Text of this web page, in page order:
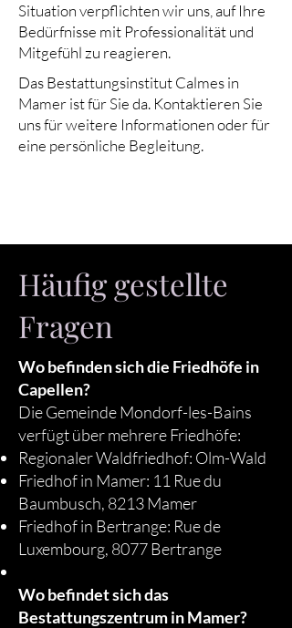
Situation verpflichten wir uns, auf Ihre
Bedürfnisse mit Professionalität und
Mitgefühl zu reagieren.
Das Bestattungsinstitut Calmes in
Mamer ist für Sie da. Kontaktieren Sie
uns für weitere Informationen oder für
eine persönliche Begleitung.
Häufig gestellte
Fragen
Wo befinden sich die Friedhöfe in
Capellen?
Die Gemeinde Mondorf-les-Bains
verfügt über mehrere Friedhöfe:
Regionaler Waldfriedhof: Olm-Wald
Friedhof in Mamer: 11 Rue du
Baumbusch, 8213 Mamer
Friedhof in Bertrange: Rue de
Luxembourg, 8077 Bertrange
Wo befindet sich das
Bestattungszentrum in Mamer?